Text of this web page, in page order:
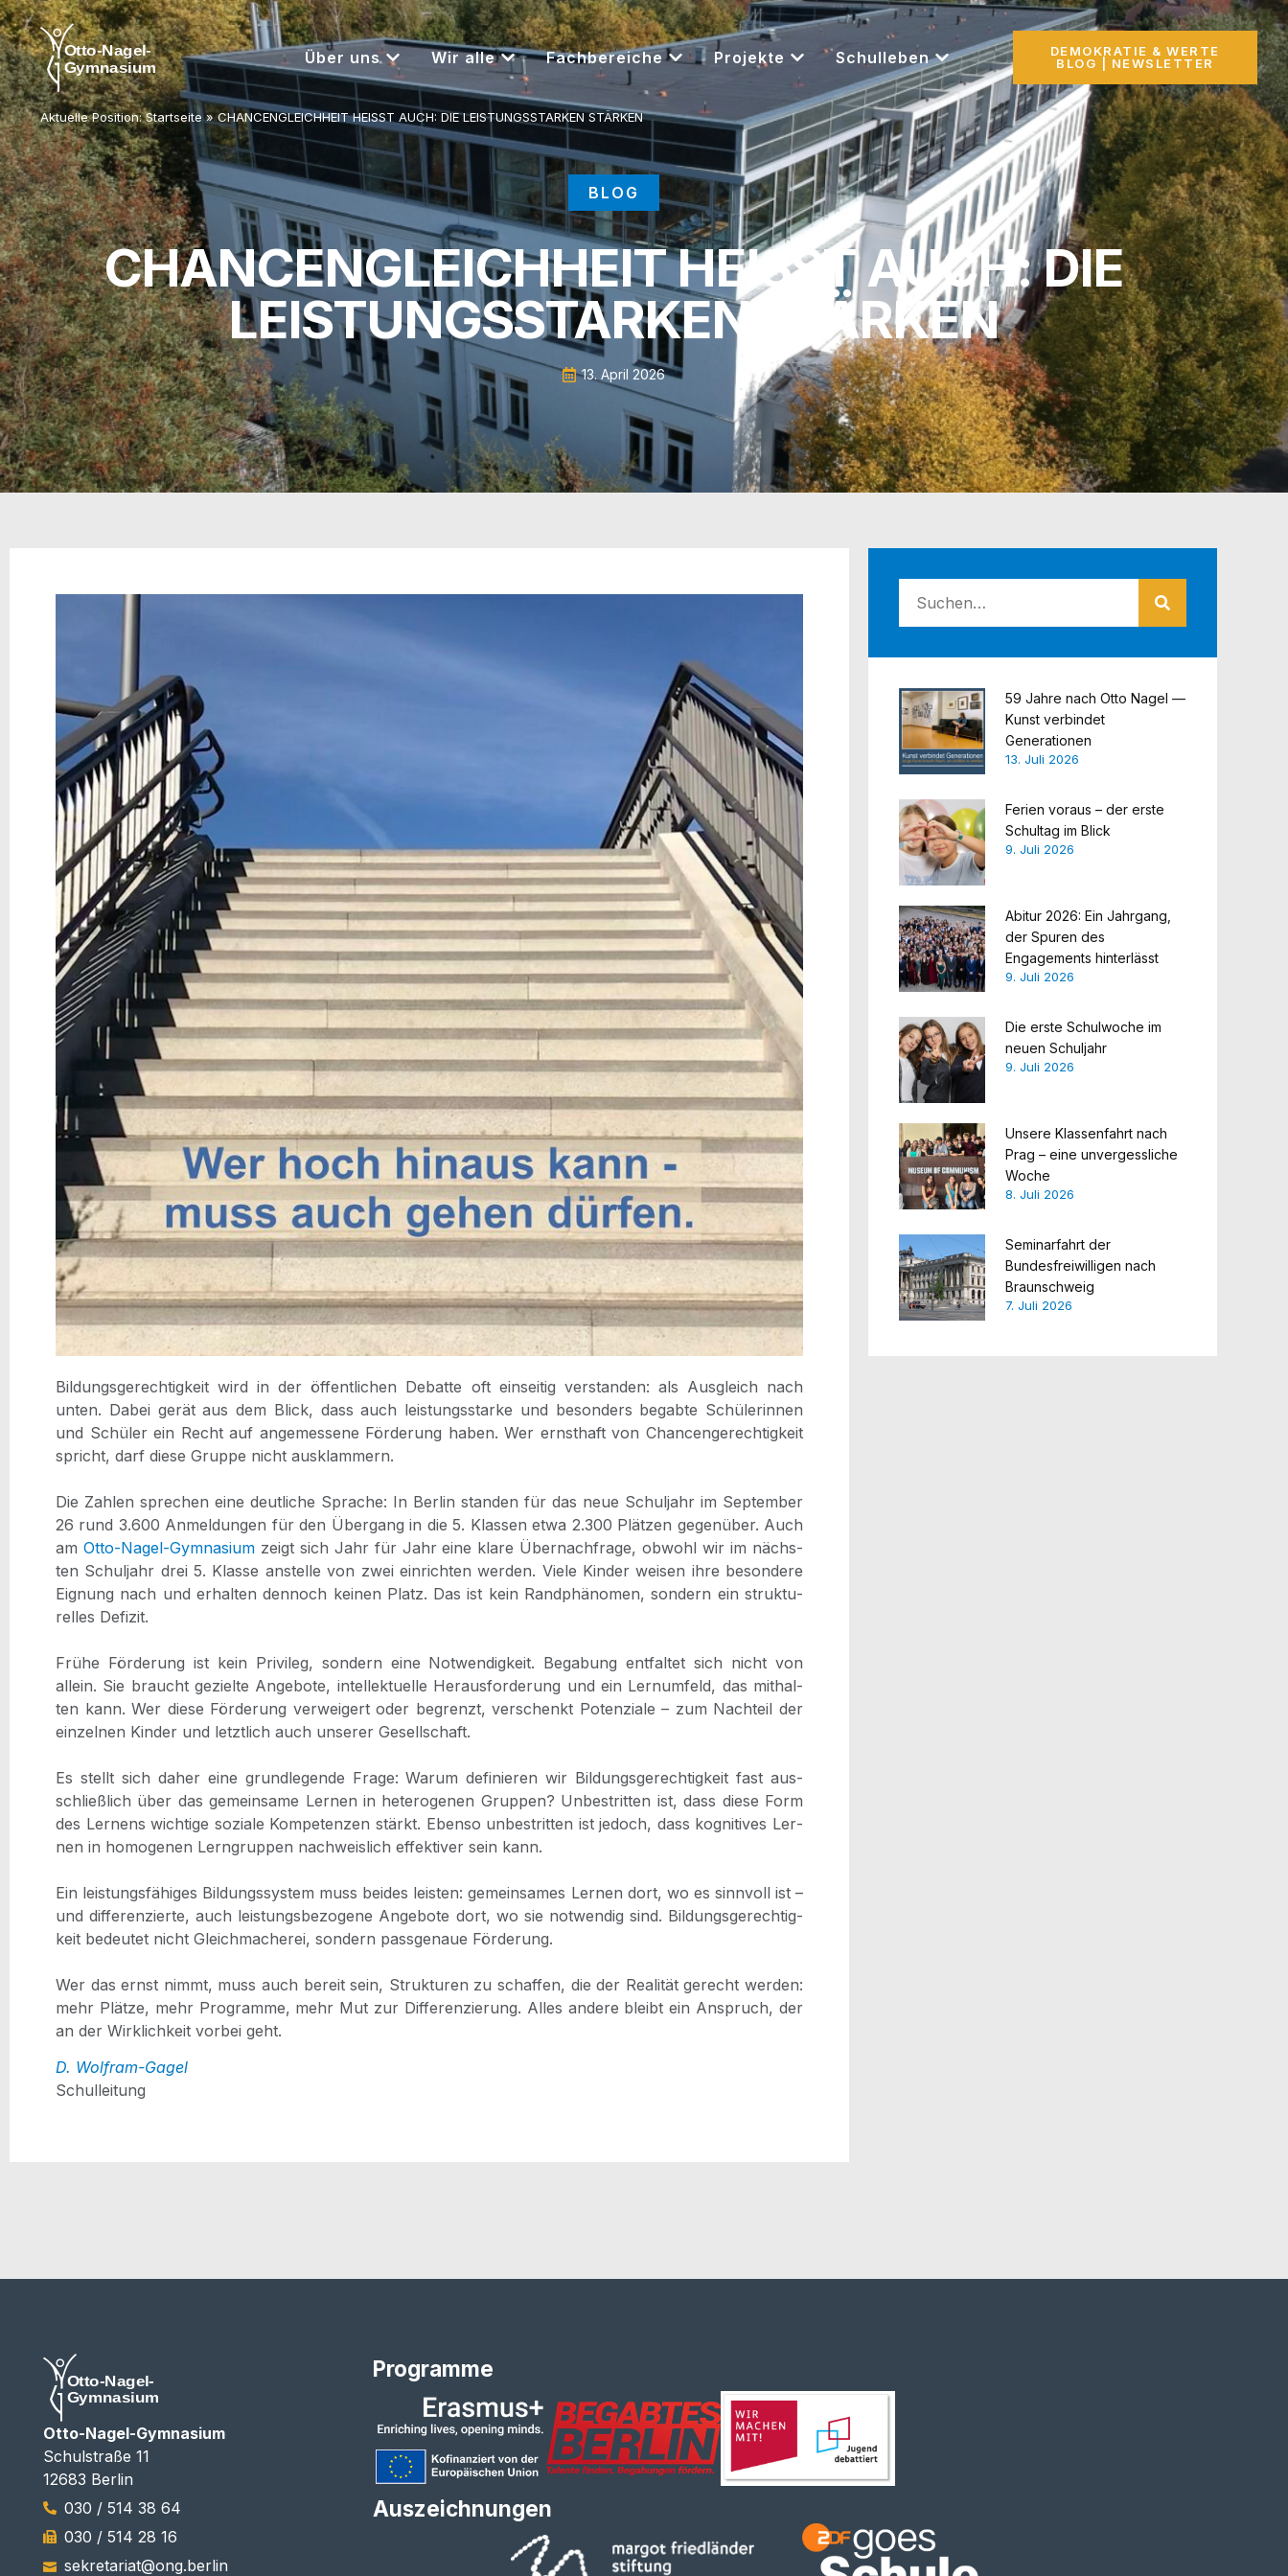
Über uns Wir alle Fachbereiche Projekte Schulleben
DEMOKRATIE & WERTE
BLOG | NEWSLETTER
Aktuelle Position:Startseite»CHANCENGLEICHHEIT HEISST AUCH: DIE LEISTUNGSSTARKEN STÄRKEN
BLOG
CHANCENGLEICHHEIT HEISST AUCH: DIE
LEISTUNGSSTARKEN STÄRKEN
13. April 2026
Bil­dungs­ge­rech­tig­keit wird in der öffent­li­chen Debat­te oft ein­sei­tig ver­stan­den: als Aus­gleich nach
unten. Dabei gerät aus dem Blick, dass auch leis­tungs­star­ke und beson­ders begab­te Schü­le­rin­nen
und Schü­ler ein Recht auf ange­mes­se­ne För­de­rung haben. Wer ernst­haft von Chan­cen­ge­rech­tig­keit
spricht, darf die­se Grup­pe nicht aus­klam­mern.
Die Zah­len spre­chen eine deut­li­che Spra­che: In Ber­lin stan­den für das neue Schul­jahr im Sep­tem­ber
26 rund 3.600 Anmel­dun­gen für den Über­gang in die 5. Klas­sen etwa 2.300 Plät­zen gegen­über. Auch
am Otto-Nagel-Gym­na­si­umzeigt sich Jahr für Jahr eine kla­re Über­nach­fra­ge, obwohl wir im nächs­
ten Schul­jahr drei 5. Klas­se anstel­le von zwei ein­rich­ten wer­den. Vie­le Kin­der wei­sen ihre beson­de­re
Eig­nung nach und erhal­ten den­noch kei­nen Platz. Das ist kein Rand­phä­no­men, son­dern ein struk­tu­
rel­les Defi­zit.
Frü­he För­de­rung ist kein Pri­vi­leg, son­dern eine Not­wen­dig­keit. Bega­bung ent­fal­tet sich nicht von
allein. Sie braucht geziel­te Ange­bo­te, intel­lek­tu­el­le Her­aus­for­de­rung und ein Lern­um­feld, das mit­hal­
ten kann. Wer die­se För­de­rung ver­wei­gert oder begrenzt, ver­schenkt Poten­zia­le – zum Nach­teil der
ein­zel­nen Kin­der und letzt­lich auch unse­rer Gesell­schaft.
Es stellt sich daher eine grund­le­gen­de Fra­ge: War­um defi­nie­ren wir Bil­dungs­ge­rech­tig­keit fast aus­
schließ­lich über das gemein­sa­me Ler­nen in hete­ro­ge­nen Grup­pen? Unbe­strit­ten ist, dass die­se Form
des Ler­nens wich­ti­ge sozia­le Kom­pe­ten­zen stärkt. Eben­so unbe­strit­ten ist jedoch, dass kogni­ti­ves Ler­
nen in homo­ge­nen Lern­grup­pen nach­weis­lich effek­ti­ver sein kann.
Ein leis­tungs­fä­hi­ges Bil­dungs­sys­tem muss bei­des leis­ten: gemein­sa­mes Ler­nen dort, wo es sinn­voll ist –
und dif­fe­ren­zier­te, auch leis­tungs­be­zo­ge­ne Ange­bo­te dort, wo sie not­wen­dig sind. Bil­dungs­ge­rech­tig­
keit bedeu­tet nicht Gleich­ma­che­rei, son­dern pass­ge­naue För­de­rung.
Wer das ernst nimmt, muss auch bereit sein, Struk­tu­ren zu schaf­fen, die der Rea­li­tät gerecht wer­den:
mehr Plät­ze, mehr Pro­gram­me, mehr Mut zur Dif­fe­ren­zie­rung. Alles ande­re bleibt ein Anspruch, der
an der Wirk­lich­keit vor­bei geht.
D. Wolf­ram-Gagel
Schul­lei­tung
59 Jahre nach Otto Nagel —
Kunst verbindet
Generationen
13. Juli 2026
Ferien voraus – der erste
Schultag im Blick
9. Juli 2026
Abitur 2026: Ein Jahrgang,
der Spuren des
Engagements hinterlässt
9. Juli 2026
Die erste Schulwoche im
neuen Schuljahr
9. Juli 2026
Unsere Klassenfahrt nach
Prag – eine unvergessliche
Woche
8. Juli 2026
Seminarfahrt der
Bundesfreiwilligen nach
Braunschweig
7. Juli 2026
Otto-Nagel-Gymnasium
Schulstraße 11
12683 Berlin
030 / 514 38 64
030 / 514 28 16
sekretariat@ong.berlin
Programme
Auszeichnungen